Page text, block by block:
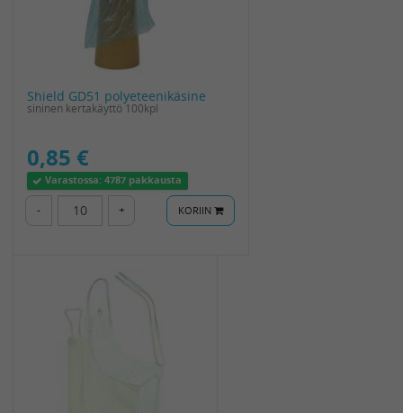
Shield GD51 polyeteenikäsine
sininen kertakäyttö 100kpl
0,85 €
Varastossa:4787 pakkausta
- + KORIIN